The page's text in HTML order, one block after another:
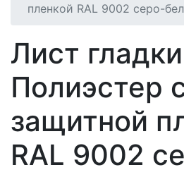
пленкой RAL 9002 серо-
Лист
Полиэстер
защитной
RAL 9002